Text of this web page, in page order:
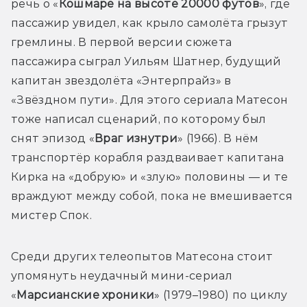
речь о « Кошмаре на высоте 20000 футов», где
пассажир увидел, как крыло самолёта грызут
гремлины. В первой версии сюжета
пассажира сыграл Уильям Шатнер, будущий
капитан звездолёта «Энтерпрайз» в
«Звёздном пути». Для этого сериала Матесон
тоже написал сценарий, по которому был
снят эпизод « Враг изнутри» (1966). В нём
транспортёр корабля раздваивает капитана
Кирка на «добрую» и «злую» половины — и те
враждуют между собой, пока не вмешивается
мистер Спок.
Среди других телеопытов Матесона стоит
упомянуть неудачный мини-сериал
« Марсианские хроники» (1979–1980) по циклу